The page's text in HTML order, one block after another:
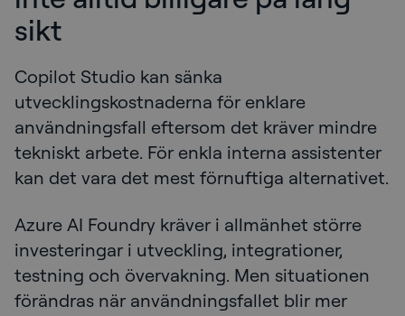
sikt
Copilot Studio kan sänka
utvecklingskostnaderna för enklare
användningsfall eftersom det kräver mindre
tekniskt arbete. För enkla interna assistenter
kan det vara det mest förnuftiga alternativet.
Azure AI Foundry kräver i allmänhet större
investeringar i utveckling, integrationer,
testning och övervakning. Men situationen
förändras när användningsfallet blir mer